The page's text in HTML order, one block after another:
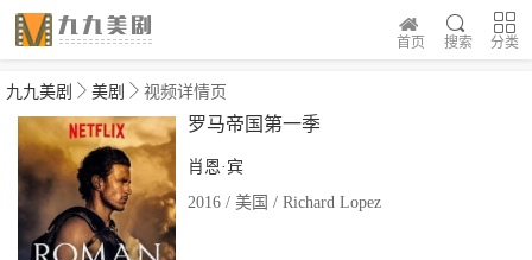
分类
搜索
首页
九九美剧 美剧 视频详情页
罗马帝国第一季
肖恩·宾
2016 / 美国 / Richard Lopez